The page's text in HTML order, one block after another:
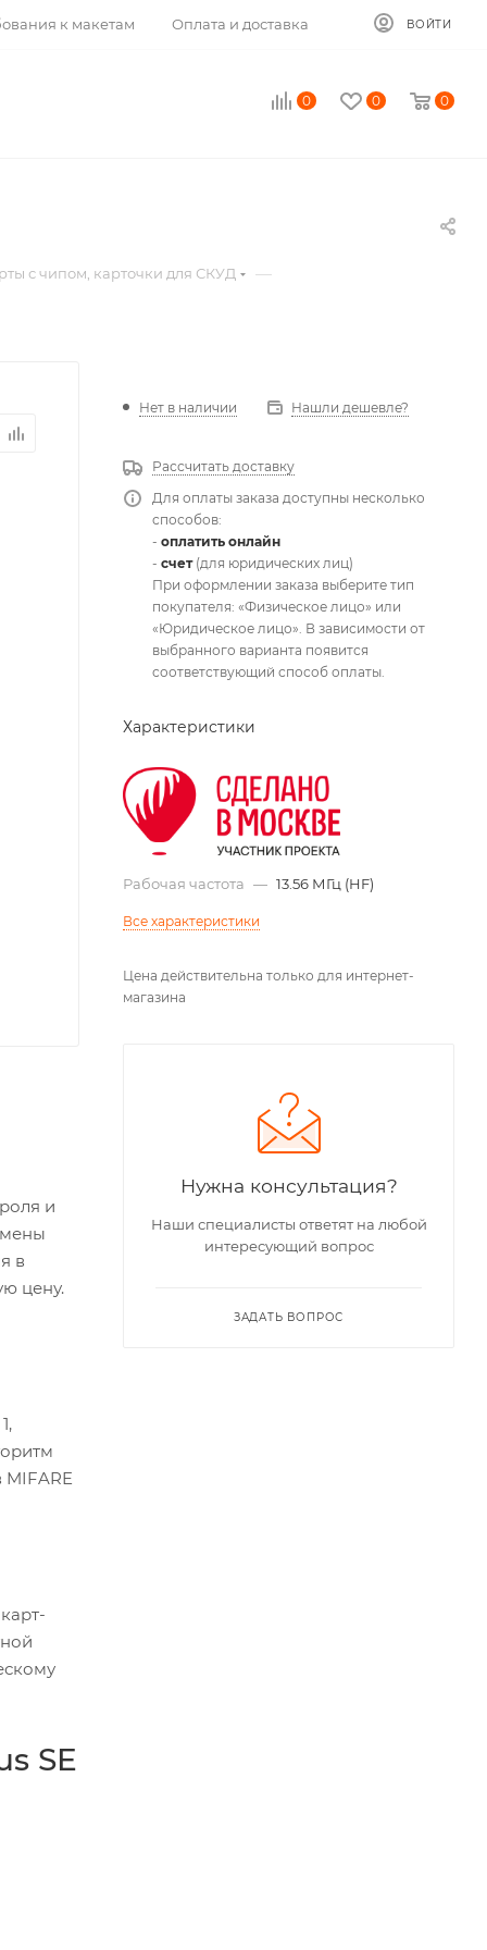
к макетам Оплата и доставка ВОЙТИ
0 0 0
с чипом, карточки для СКУД —
и
в
цену.
SE
Нет в наличии Нашли дешевле?
Рассчитать доставку
Для оплаты заказа доступны несколько
способов:
- оплатить онлайн
- счет(для юридических лиц)
При оформлении заказа выберите тип
покупателя: «Физическое лицо» или
«Юридическое лицо». В зависимости от
выбранного варианта появится
соответствующий способ оплаты.
Характеристики
Рабочая частота — 13.56 МГц (HF)
Все характеристики
Цена действительна только для интернет-
магазина
Нужна консультация?
Наши специалисты ответят на любой
интересующий вопрос
ЗАДАТЬ ВОПРОС